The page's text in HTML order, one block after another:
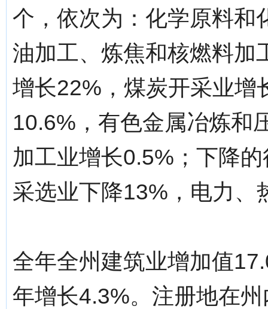
个，依次为：化学原料和
油加工、炼焦和核燃料加
增长22%，煤炭开采业增
10.6%，有色金属冶炼和
加工业增长0.5%；下降
采选业下降13%，电力、
全年全州建筑业增加值
年增长4.3%。注册地在